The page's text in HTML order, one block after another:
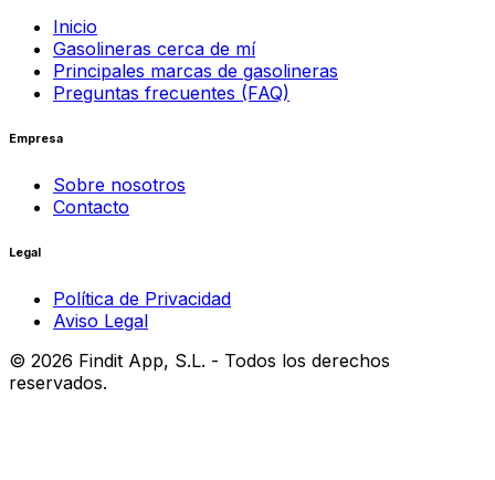
Inicio
Gasolineras cerca de mí
Principales marcas de gasolineras
Preguntas frecuentes (FAQ)
Empresa
Sobre nosotros
Contacto
Legal
Política de Privacidad
Aviso Legal
© 2026 Findit App, S.L. - Todos los derechos
reservados.